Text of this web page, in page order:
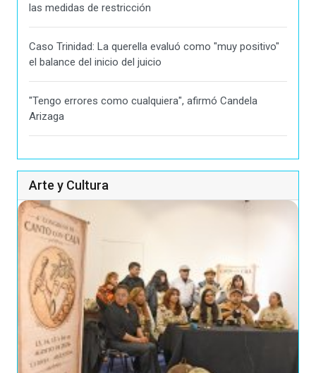
las medidas de restricción
Caso Trinidad: La querella evaluó como "muy positivo"
el balance del inicio del juicio
"Tengo errores como cualquiera", afirmó Candela
Arizaga
Arte y Cultura